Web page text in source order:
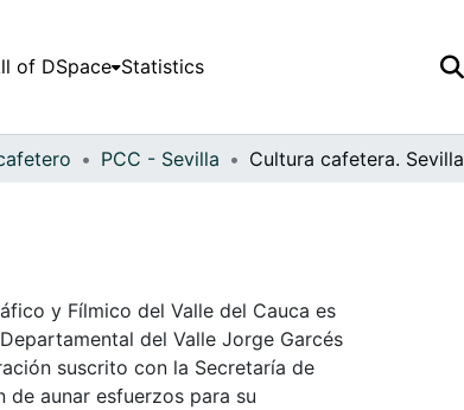
of DSpace Statistics
PCC - Sevilla Cultura cafetera. Sevilla
y Fílmico del Valle del Cauca es
del Valle Jorge Garcés
suscrito con la Secretaría de
aunar esfuerzos para su